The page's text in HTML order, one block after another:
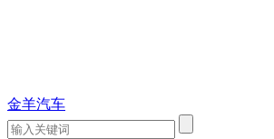
金羊汽车